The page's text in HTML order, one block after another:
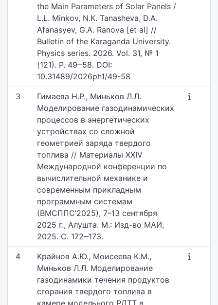
the Main Parameters of Solar Panels /
L.L. Minkov, N.K. Tanasheva, D.A.
Afanasyev, G.A. Ranova [et al] //
Bulletin of the Karaganda University.
Physics series. 2026. Vol. 31, № 1
(121). P. 49‒58. DOI:
10.31489/2026ph1/49-58
3
Гимаева Н.Р., Миньков Л.Л.
Моделирование газодинамических
процессов в энергетических
устройствах со сложной
геометрией заряда твердого
топлива // Материалы XXIV
Международной конференции по
вычислительной механике и
современным прикладным
программным системам
(ВМСППС’2025), 7–13 сентября
2025 г., Алушта. М.: Изд-во МАИ,
2025. С. 172‒173.
4
Крайнов А.Ю., Моисеева К.М.,
Миньков Л.Л. Моделирование
газодинамики течения продуктов
сгорания твердого топлива в
камере модельного РДТТ в